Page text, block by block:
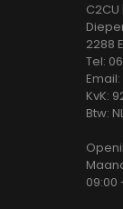
2288
Tel:
KvK:
Btw:
09:00